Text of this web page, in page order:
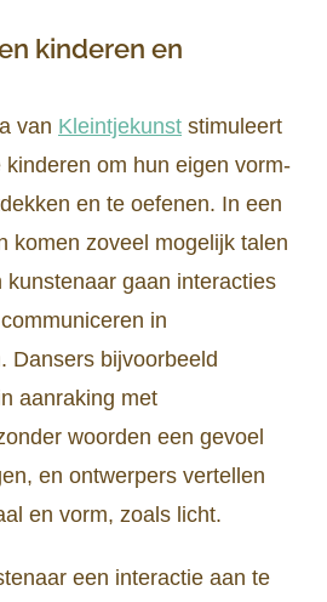
kinderen en
van Kleintjekunst stimuleert
om hun eigen vorm-
en te oefenen. In een
komen zoveel mogelijk talen
kunstenaar gaan interacties
in
Dansers bijvoorbeeld
aanraking met
woorden een gevoel
en ontwerpers vertellen
en vorm, zoals licht.
een interactie aan te